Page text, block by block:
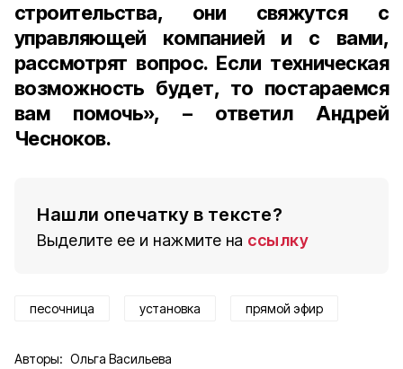
строительства, они свяжутся с
управляющей компанией и с вами,
рассмотрят вопрос. Если техническая
возможность будет, то постараемся
вам помочь», – ответил Андрей
Чесноков.
Нашли опечатку в тексте?
Выделите ее и нажмите на ссылку
песочница установка прямой эфир
Авторы: Ольга Васильева